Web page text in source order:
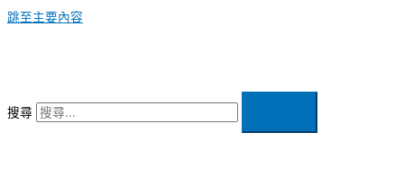
跳至主要內容
搜尋